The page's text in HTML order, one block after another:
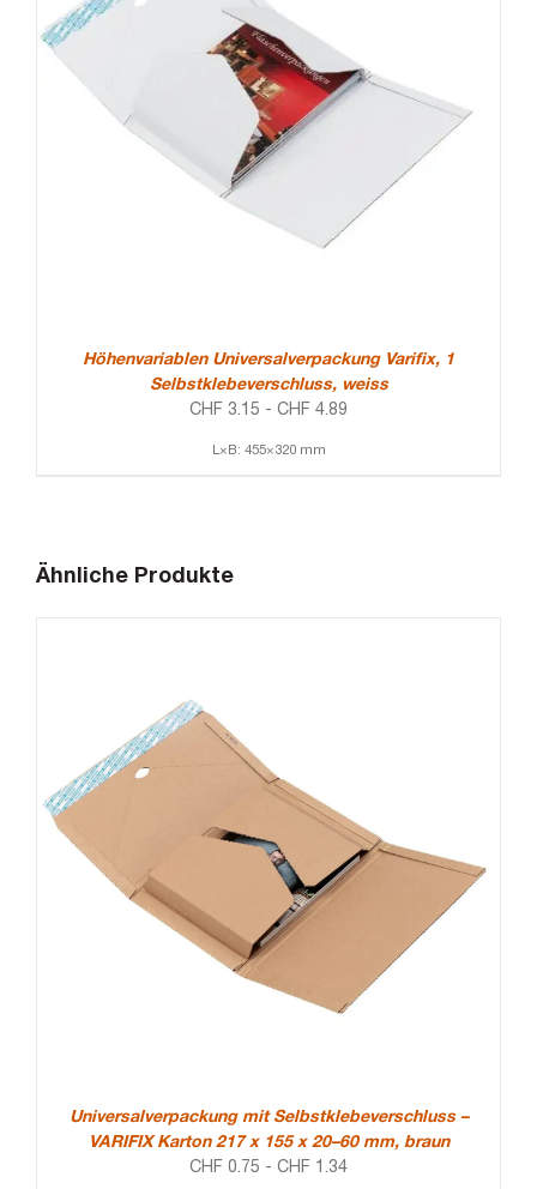
Höhenvariablen Universalverpackung Varifix, 1
Selbstklebeverschluss, weiss
CHF 3.15 - CHF 4.89
L×B: 455×320 mm
Ähnliche Produkte
Universalverpackung mit Selbstklebeverschluss –
VARIFIX Karton 217 x 155 x 20–60 mm, braun
CHF 0.75 - CHF 1.34